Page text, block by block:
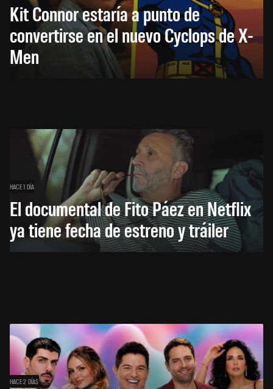
Kit Connor estaría a punto de
convertirse en el nuevo Cyclops de X-
Men
HACE 1 DÍA
El documental de Fito Páez en Netflix
ya tiene fecha de estreno y tráiler
HACE 2 DÍAS